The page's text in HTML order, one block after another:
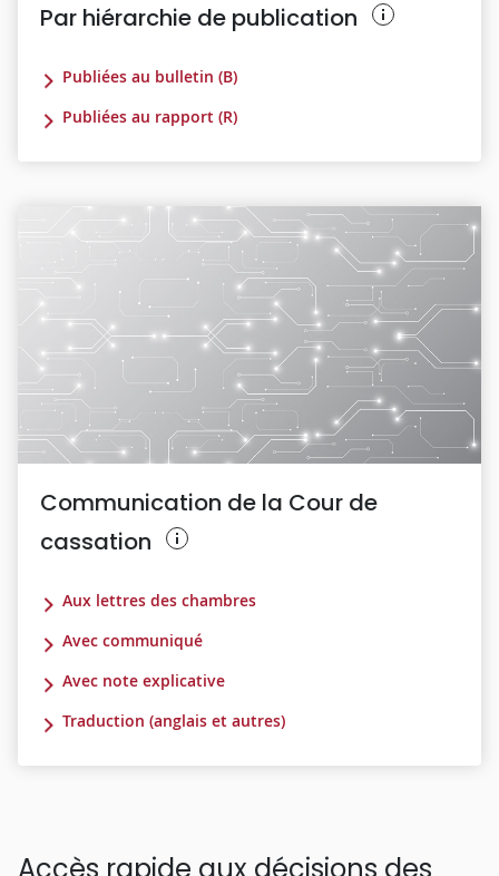
Par hiérarchie de publication
Publiées au bulletin (B)
Publiées au rapport (R)
Communication de la Cour de
cassation
Aux lettres des chambres
Avec communiqué
Avec note explicative
Traduction (anglais et autres)
Accès rapide aux décisions des